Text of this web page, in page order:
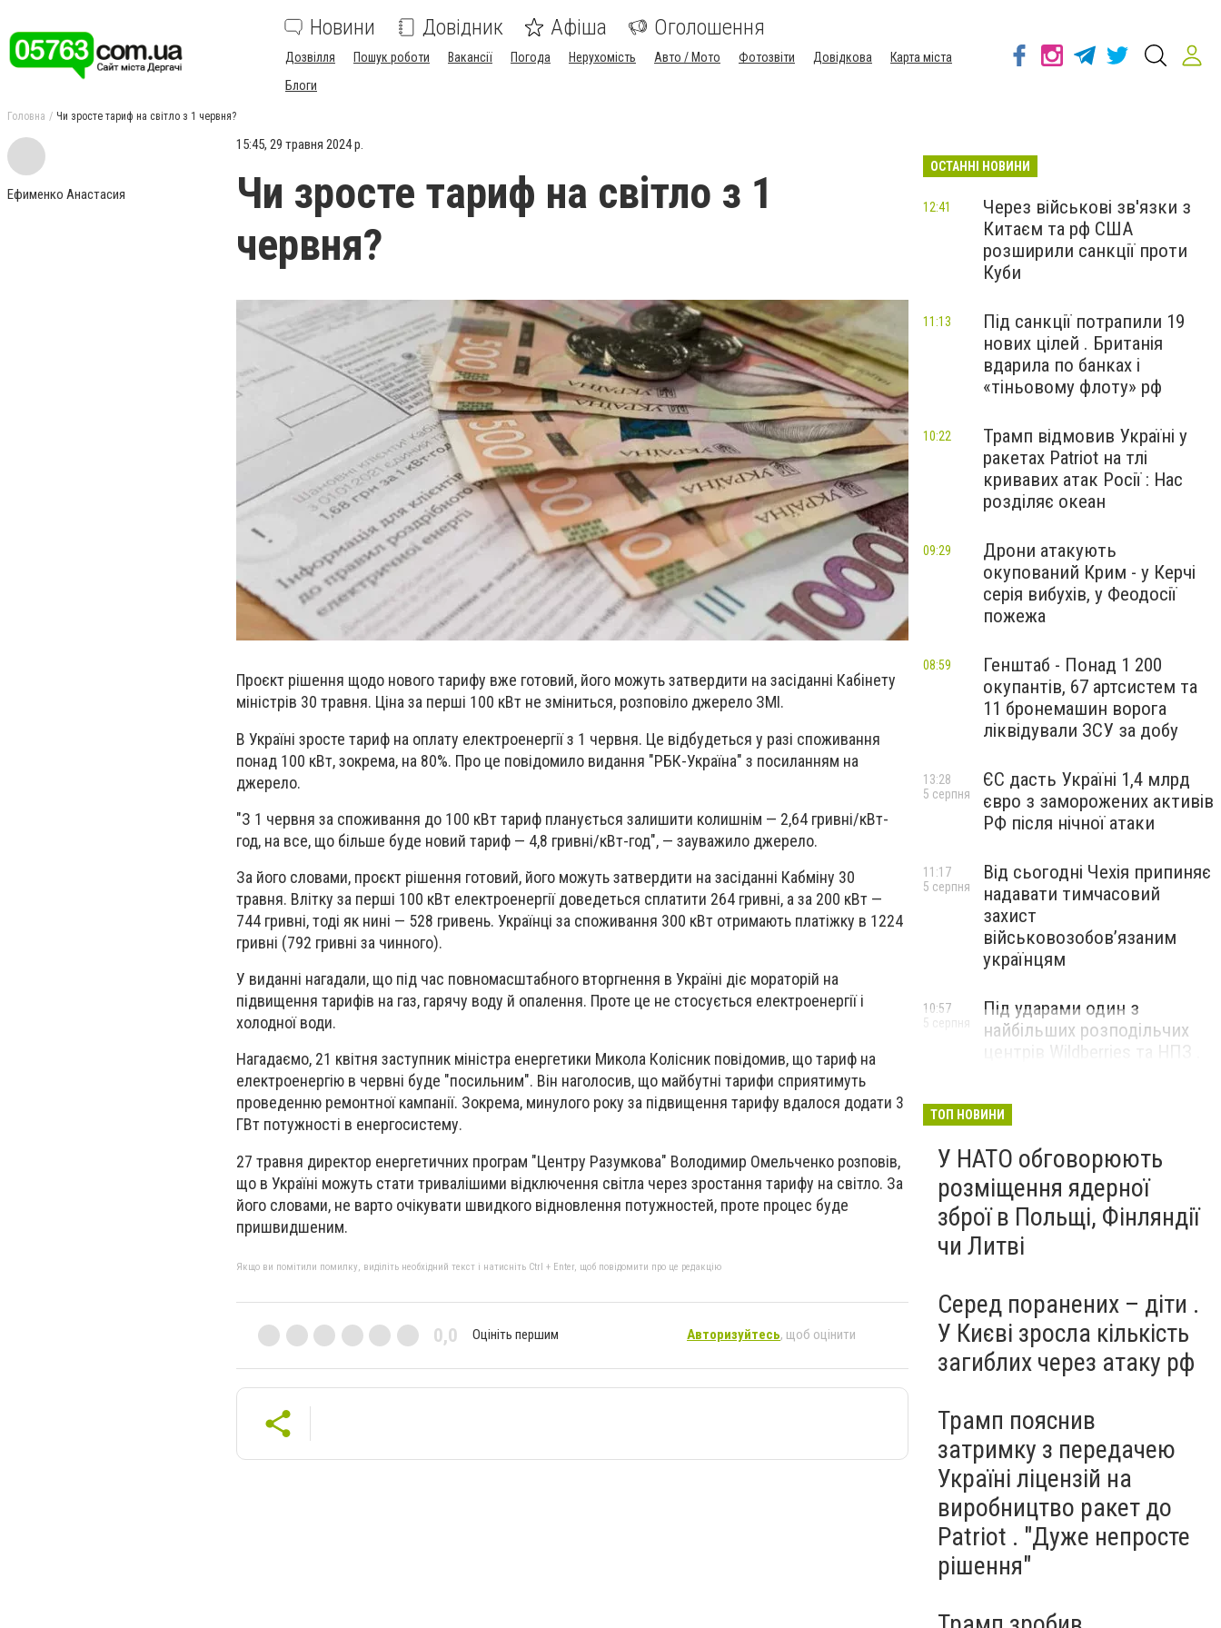
Новини Довідник Афіша Оголошення
Дозвілля Пошук роботи Вакансії Погода Нерухомість Авто / Мото Фотозвіти Довідкова
Карта міста
Блоги
Головна Чи зросте тариф на світло з 1 червня?
Ефименко Анастасия
15:45, 29 травня 2024 р.
Чи зросте тариф на світло з 1
червня?
Проєкт рішення щодо нового тарифу вже готовий, його можуть затвердити на засіданні Кабінету
міністрів 30 травня. Ціна за перші 100 кВт не зміниться, розповіло джерело ЗМІ.
В Україні зросте тариф на оплату електроенергії з 1 червня. Це відбудеться у разі споживання
понад 100 кВт, зокрема, на 80%. Про це повідомило видання "РБК-Україна" з посиланням на
джерело.
"З 1 червня за споживання до 100 кВт тариф планується залишити колишнім — 2,64 гривні/кВт-
год, на все, що більше буде новий тариф — 4,8 гривні/кВт-год", — зауважило джерело.
За його словами, проєкт рішення готовий, його можуть затвердити на засіданні Кабміну 30
травня. Влітку за перші 100 кВт електроенергії доведеться сплатити 264 гривні, а за 200 кВт —
744 гривні, тоді як нині — 528 гривень. Українці за споживання 300 кВт отримають платіжку в 1224
гривні (792 гривні за чинного).
У виданні нагадали, що під час повномасштабного вторгнення в Україні діє мораторій на
підвищення тарифів на газ, гарячу воду й опалення. Проте це не стосується електроенергії і
холодної води.
Нагадаємо, 21 квітня заступник міністра енергетики Микола Колісник повідомив, що тариф на
електроенергію в червні буде "посильним". Він наголосив, що майбутні тарифи сприятимуть
проведенню ремонтної кампанії. Зокрема, минулого року за підвищення тарифу вдалося додати 3
ГВт потужності в енергосистему.
27 травня директор енергетичних програм "Центру Разумкова" Володимир Омельченко розповів,
що в Україні можуть стати тривалішими відключення світла через зростання тарифу на світло. За
його словами, не варто очікувати швидкого відновлення потужностей, проте процес буде
пришвидшеним.
Якщо ви помітили помилку, виділіть необхідний текст і натисніть Ctrl + Enter, щоб повідомити про це редакцію
0,0 Оцініть першим Авторизуйтесь, щоб оцінити
ОСТАННІ НОВИНИ
Через військові зв'язки з
Китаєм та рф США
розширили санкції проти
Куби
12:41
Під санкції потрапили 19
нових цілей . Британія
вдарила по банках і
«тіньовому флоту» рф
11:13
Трамп відмовив Україні у
ракетах Patriot на тлі
кривавих атак Росії : Нас
розділяє океан
10:22
Дрони атакують
окупований Крим - у Керчі
серія вибухів, у Феодосії
пожежа
09:29
Генштаб - Понад 1 200
окупантів, 67 артсистем та
11 бронемашин ворога
ліквідували ЗСУ за добу
08:59
ЄС дасть Україні 1,4 млрд
євро з заморожених активів
РФ після нічної атаки
13:28
5 серпня
Від сьогодні Чехія припиняє
надавати тимчасовий
захист
військовозобов’язаним
українцям
11:17
5 серпня
Під ударами один з
найбільших розподільчих
центрів Wildberries та НПЗ .
10:57
5 серпня
ТОП НОВИНИ
У НАТО обговорюють
розміщення ядерної
зброї в Польщі, Фінляндії
чи Литві
Серед поранених – діти .
У Києві зросла кількість
загиблих через атаку рф
Трамп пояснив
затримку з передачею
Україні ліцензій на
виробництво ракет до
Patriot . "Дуже непросте
рішення"